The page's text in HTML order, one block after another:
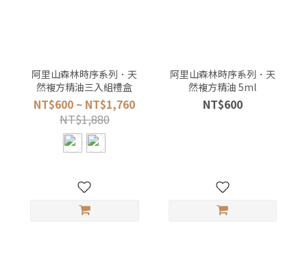
阿里山森林時序系列．天
然複方精油三入組禮盒
NT$600 ~ NT$1,760
NT$1,880
阿里山森林時序系列．天
然複方精油 5ml
NT$600